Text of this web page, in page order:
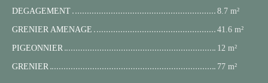
DEGAGEMENT
8.7 m²
GRENIER AMENAGE
41.6 m²
PIGEONNIER
12 m²
GRENIER
77 m²